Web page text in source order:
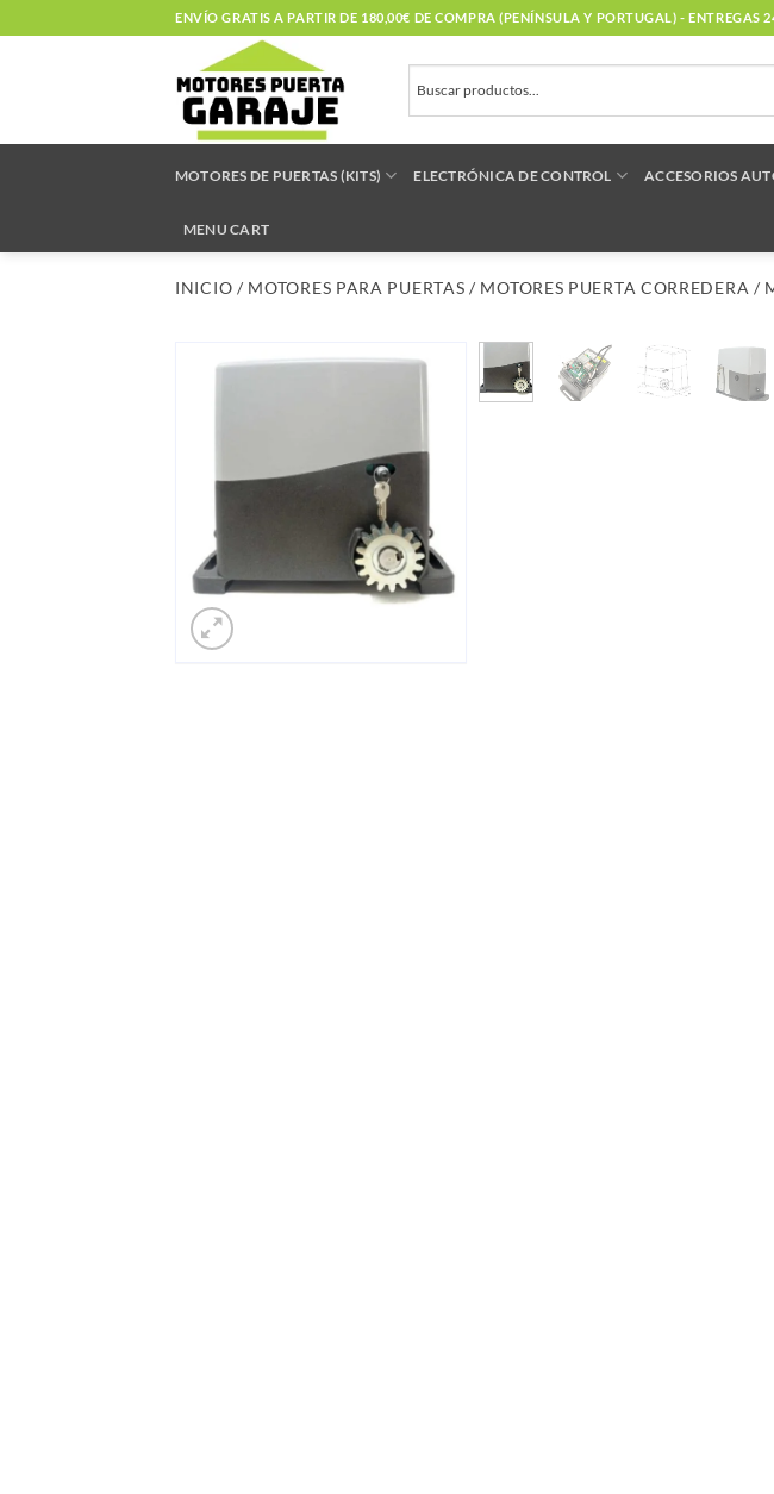
al
ENVÍO GRATIS A PARTIR DE 180,00€ DE COMPRA (PENÍNSULA Y PORTUGAL) - ENTREGAS
MOTORES DE PUERTAS (KITS) ELECTRÓNICA DE CONTROL ACCESORIOS
MENU CART
INICIO / MOTORES PARA PUERTAS / MOTORES PUERTA CORREDERA /